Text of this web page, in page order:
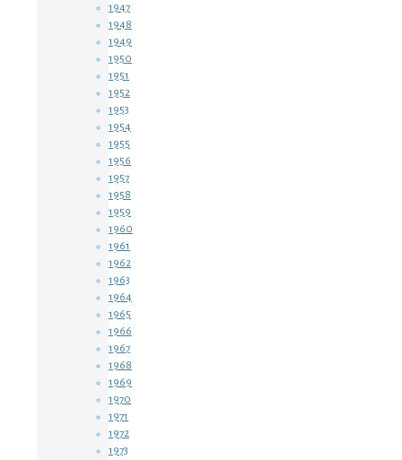
1947
1948
1949
1950
1951
1952
1953
1954
1955
1956
1957
1958
1959
1960
1961
1962
1963
1964
1965
1966
1967
1968
1969
1970
1971
1972
1973